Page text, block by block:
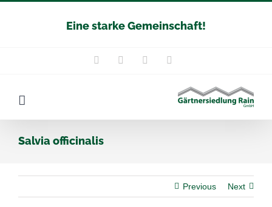
Eine starke Gemeinschaft!
InstagramFacebookYouTube
Salvia officinalis
Previous Next